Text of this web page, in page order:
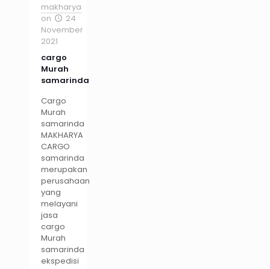
makharya
on
24
November
2021
cargo
Murah
samarinda
Cargo
Murah
samarinda
MAKHARYA
CARGO
samarinda
merupakan
perusahaan
yang
melayani
jasa
cargo
Murah
samarinda
ekspedisi